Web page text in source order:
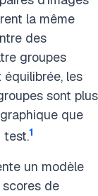
la même
des
groupes
les
sont plus
que
test.1
un modèle
de